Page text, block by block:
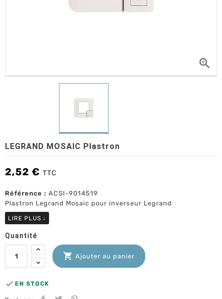

LEGRAND MOSAIC Plastron
2,52 € TTC
Référence : ACSI-9014519
Plastron Legrand Mosaic pour inverseur Legrand
LIRE PLUS ↓
Quantité
 Ajouter au panier
 EN STOCK